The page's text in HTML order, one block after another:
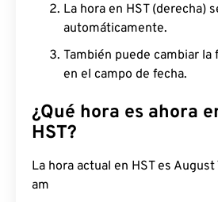
La hora en HST (derecha)
automáticamente.
También puede cambiar la
en el campo de fecha.
¿Qué hora es ahora
HST?
La hora actual en HST es
am